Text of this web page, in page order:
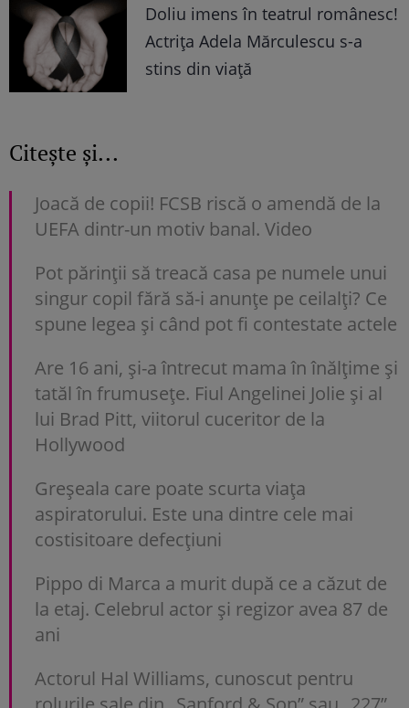
Doliu imens în teatrul românesc!
Actrița Adela Mărculescu s-a
stins din viață
Citește și...
Joacă de copii! FCSB riscă o amendă de la
UEFA dintr-un motiv banal. Video
Pot părinții să treacă casa pe numele unui
singur copil fără să-i anunțe pe ceilalți? Ce
spune legea și când pot fi contestate actele
Are 16 ani, și-a întrecut mama în înălțime și
tatăl în frumusețe. Fiul Angelinei Jolie și al
lui Brad Pitt, viitorul cuceritor de la
Hollywood
Greșeala care poate scurta viața
aspiratorului. Este una dintre cele mai
costisitoare defecțiuni
Pippo di Marca a murit după ce a căzut de
la etaj. Celebrul actor și regizor avea 87 de
ani
Actorul Hal Williams, cunoscut pentru